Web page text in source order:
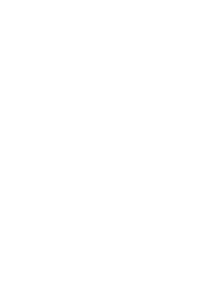
プログラム
ービスセンター
理、再生処理工程の業務改善
内視鏡外科手術）
ルニアについて
て
癒
ハイライト カテ
ハイライト セット
ンエースクラップ株式会社の
ンエースクラップ株式会社の
で働くということ）
リュー
ン